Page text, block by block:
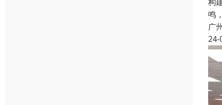
鸣
广
24-